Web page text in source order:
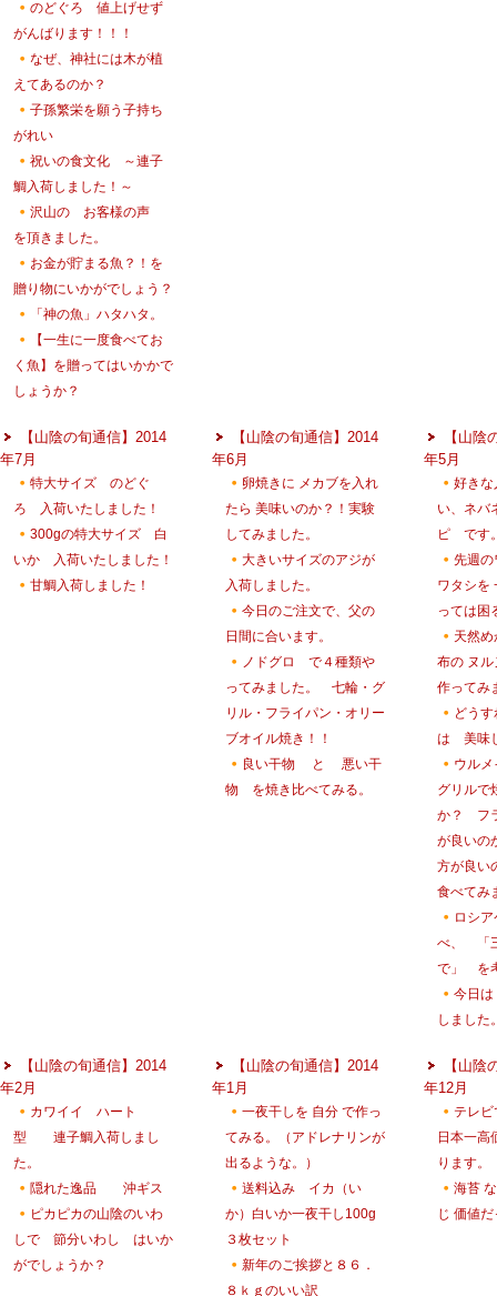
のどぐろ 値上げせず
がんばります！！！
なぜ、神社には木が植
えてあるのか？
子孫繁栄を願う子持ち
がれい
祝いの食文化 ～連子
鯛入荷しました！～
沢山の お客様の声
を頂きました。
お金が貯まる魚？！を
贈り物にいかがでしょう？
「神の魚」ハタハタ。
【一生に一度食べてお
く魚】を贈ってはいかかで
しょうか？
【山陰の旬通信】2014
年7月
特大サイズ のどぐ
ろ 入荷いたしました！
300gの特大サイズ 白
いか 入荷いたしました！
甘鯛入荷しました！
【山陰の旬通信】2014
年6月
卵焼きに メカブを入れ
たら 美味いのか？！実験
してみました。
大きいサイズのアジが
入荷しました。
今日のご注文で、父の
日間に合います。
ノドグロ で４種類や
ってみました。 七輪・グ
リル・フライパン・オリー
ブオイル焼き！！
良い干物 と 悪い干
物 を焼き比べてみる。
【山陰
年5月
好きな
い、ネバ
ピ です
先週の
ワタシを
っては困
天然め
布の ヌ
作ってみ
どう
は 美味
ウルメ
グリルで
か？ フ
が良いの
方が良い
食べてみ
ロシ
べ、 「
で」 を
今日は
しました
【山陰の旬通信】2014
年2月
カワイイ ハート
型 連子鯛入荷しまし
た。
隠れた逸品 沖ギス
ピカピカの山陰のいわ
しで 節分いわし はいか
がでしょうか？
【山陰の旬通信】2014
年1月
一夜干しを 自分 で作っ
てみる。（アドレナリンが
出るような。）
送料込み イカ（い
か）白いか一夜干し100g
３枚セット
新年のご挨拶と８６．
８ｋｇのいい訳
【山陰
年12月
テレ
日本一
ります。
海苔
じ 価値